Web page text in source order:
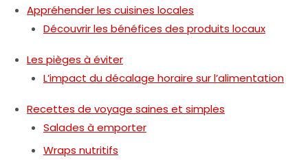
Appréhender les cuisines locales
Découvrir les bénéfices des produits locaux
Les pièges à éviter
L’impact du décalage horaire sur l’alimentation
Recettes de voyage saines et simples
Salades à emporter
Wraps nutritifs